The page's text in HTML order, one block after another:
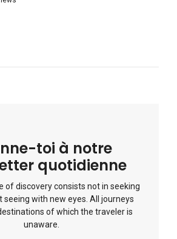
toi à notre
quotidienne
of discovery consists not in seeking
seeing with new eyes. All journeys
of which the traveler is
unaware.